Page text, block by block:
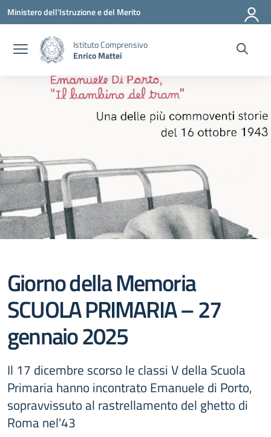
Vai ai contenuti
Vai al menu di navigazione
Vai al footer
Ministero dell'Istruzione e del Merito
Istituto Comprensivo
Enrico Mattei
Giorno della Memoria
SCUOLA PRIMARIA – 27
gennaio 2025
Il 17 dicembre scorso le classi V della Scuola
Primaria hanno incontrato Emanuele di Porto,
sopravvissuto al rastrellamento del ghetto di
Roma nel'43